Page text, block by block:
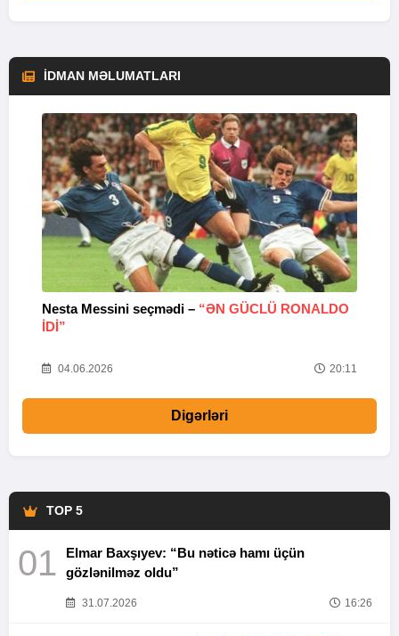
İDMAN MƏLUMATLARI
Nesta Messini seçmədi – “ƏN GÜCLÜ RONALDO
IDI”
04.06.2026 20:11
Digərləri
TOP 5
01
Elmar Baxşıyev: “Bu nəticə hamı üçün
gözlənilməz oldu”
31.07.2026 16:26